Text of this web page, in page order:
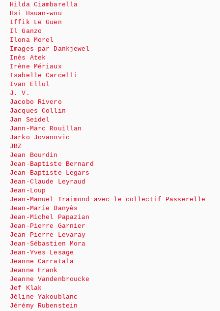
Hilda Ciambarella
Hsi Hsuan-wou
Iffik Le Guen
Il Ganzo
Ilona Morel
Images par Dankjewel
Inès Atek
Irène Mériaux
Isabelle Carcelli
Ivan Ellul
J. V.
Jacobo Rivero
Jacques Collin
Jan Seidel
Jann-Marc Rouillan
Jarko Jovanovic
JBZ
Jean Bourdin
Jean-Baptiste Bernard
Jean-Baptiste Legars
Jean-Claude Leyraud
Jean-Loup
Jean-Manuel Traimond avec le collectif Passerelle
Jean-Marie Danyès
Jean-Michel Papazian
Jean-Pierre Garnier
Jean-Pierre Levaray
Jean-Sébastien Mora
Jean-Yves Lesage
Jeanne Carratala
Jeanne Frank
Jeanne Vandenbroucke
Jef Klak
Jéline Yakoublanc
Jérémy Rubenstein